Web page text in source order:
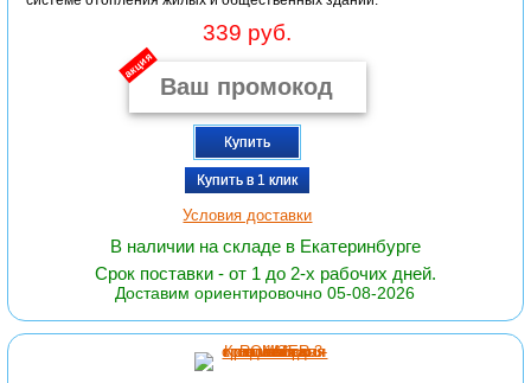
339 руб.
акция
Купить
Купить в 1 клик
Условия доставки
В наличии на складе в Екатеринбурге
Срок поставки - от 1 до 2-х рабочих дней.
Доставим ориентировочно 05-08-2026